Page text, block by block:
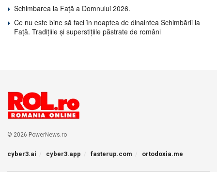
Schimbarea la Față a Domnului 2026.
Ce nu este bine să faci în noaptea de dinaintea Schimbării la
Față. Tradițiile și superstițiile păstrate de români
© 2026 PowerNews.ro
cyber3.ai cyber3.app fasterup.com ortodoxia.me